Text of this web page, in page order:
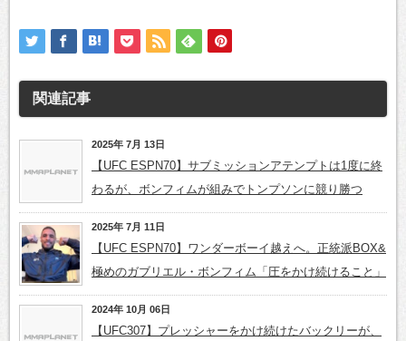
関連記事
2025年 7月 13日
【UFC ESPN70】サブミッションアテンプトは1度に終
わるが、ボンフィムが組みでトンプソンに競り勝つ
2025年 7月 11日
【UFC ESPN70】ワンダーボーイ越えへ。正統派BOX&
極めのガブリエル・ボンフィム「圧をかけ続けること」
2024年 10月 06日
【UFC307】プレッシャーをかけ続けたバックリーが、